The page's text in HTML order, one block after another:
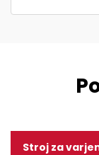
Stroj za